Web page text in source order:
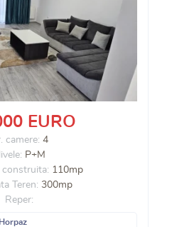
EURO
camere: 4
P+M
construita: 110mp
Teren: 300mp
Reper:
Horpaz